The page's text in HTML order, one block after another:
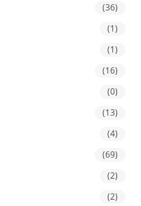
(36)
(1)
(1)
(16)
(0)
(13)
(4)
(69)
(2)
(2)